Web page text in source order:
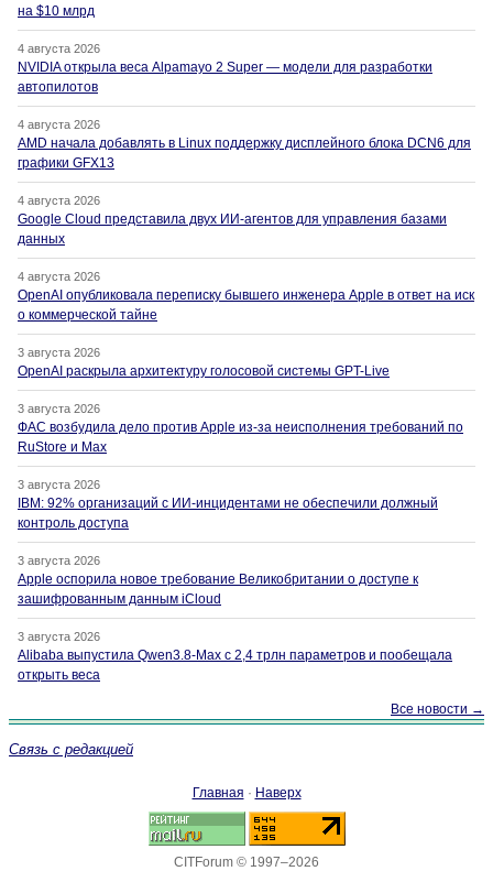
на $10 млрд
4 августа 2026
NVIDIA открыла веса Alpamayo 2 Super — модели для разработки
автопилотов
4 августа 2026
AMD начала добавлять в Linux поддержку дисплейного блока DCN6 для
графики GFX13
4 августа 2026
Google Cloud представила двух ИИ-агентов для управления базами
данных
4 августа 2026
OpenAI опубликовала переписку бывшего инженера Apple в ответ на иск
о коммерческой тайне
3 августа 2026
OpenAI раскрыла архитектуру голосовой системы GPT-Live
3 августа 2026
ФАС возбудила дело против Apple из-за неисполнения требований по
RuStore и Max
3 августа 2026
IBM: 92% организаций с ИИ-инцидентами не обеспечили должный
контроль доступа
3 августа 2026
Apple оспорила новое требование Великобритании о доступе к
зашифрованным данным iCloud
3 августа 2026
Alibaba выпустила Qwen3.8-Max с 2,4 трлн параметров и пообещала
открыть веса
Все новости →
Связь с редакцией
Главная · Наверх
CITForum © 1997–2026